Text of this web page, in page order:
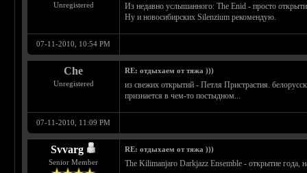
Unregistered
Из недавно услышанного: The Enid - просто
Ну и новосибирских Silenzium рекомендую.
07-11-2010, 10:54 PM
Che
Unregistered
RE: отдыхаем от тяжа )))
из свежих открытий - Петля Пристрастия.
признается в чем-то постыдном...
07-11-2010, 11:09 PM
Svvarg
Senior Member
RE: отдыхаем от тяжа )))
The Kilimanjaro Darkjazz Ensemble - открытие года,